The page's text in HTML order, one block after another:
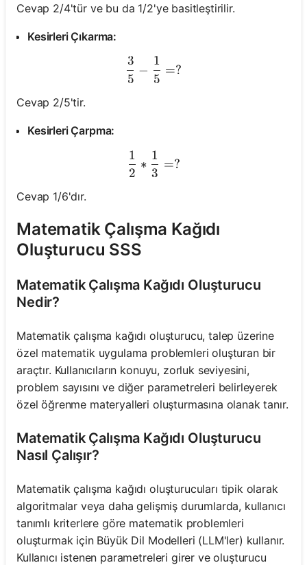
Cevap 2/4'tür ve bu da 1/2'ye basitleştirilir.
Kesirleri Çıkarma:
\frac{3}{5} - \frac{1}{5}
5
3
−
5
1
=?
Cevap 2/5'tir.
Kesirleri Çarpma:
\frac{1}{2} * \frac{1}{3}
2
1
∗
3
1
=?
Cevap 1/6'dır.
Matematik Çalışma Kağıdı
Oluşturucu SSS
Matematik Çalışma Kağıdı Oluşturucu
Nedir?
Matematik çalışma kağıdı oluşturucu, talep üzerine
özel matematik uygulama problemleri oluşturan bir
araçtır. Kullanıcıların konuyu, zorluk seviyesini,
problem sayısını ve diğer parametreleri belirleyerek
özel öğrenme materyalleri oluşturmasına olanak tanır.
Matematik Çalışma Kağıdı Oluşturucu
Nasıl Çalışır?
Matematik çalışma kağıdı oluşturucuları tipik olarak
algoritmalar veya daha gelişmiş durumlarda, kullanıcı
tanımlı kriterlere göre matematik problemleri
oluşturmak için Büyük Dil Modelleri (LLM'ler) kullanır.
Kullanıcı istenen parametreleri girer ve oluşturucu